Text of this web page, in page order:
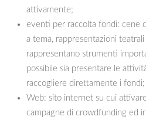
attivamente;
eventi per raccolta fondi: cene
a tema, rappresentazioni
rappresentano strumenti
possibile sia presentare le
raccogliere direttamente i fondi;
Web: sito internet su cui
campagne di crowdfunding ed